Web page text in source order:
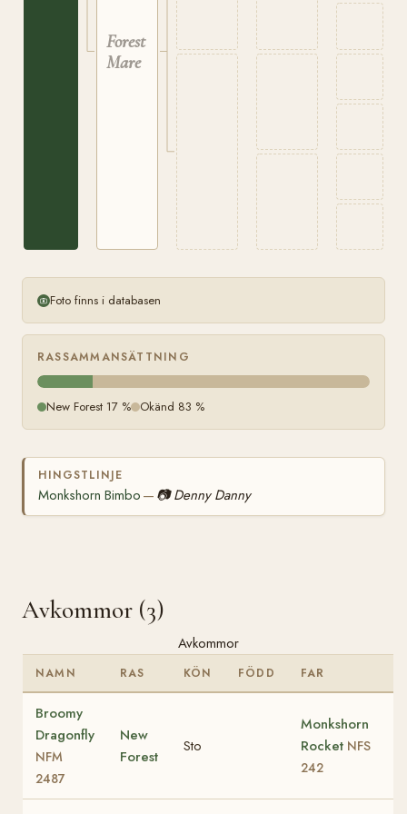
Forest
Mare
Foto finns i databasen
RASSAMMANSÄTTNING
New Forest 17 % Okänd 83 %
HINGSTLINJE
Monkshorn Bimbo — 📷 Denny Danny
Avkommor (3)
Avkommor
NAMN RAS KÖN FÖDD FAR
Broomy
Dragonfly
NFM
2487
New
Forest
Sto
Monkshorn
Rocket NFS
242